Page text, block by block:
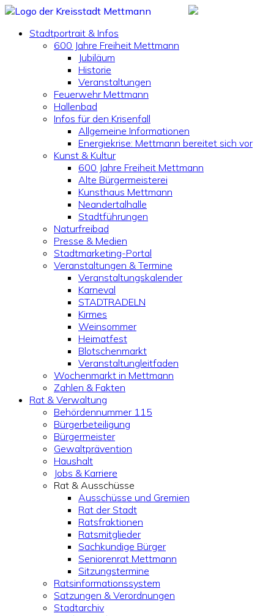
Stadtportrait & Infos
600 Jahre Freiheit Mettmann
Jubiläum
Historie
Veranstaltungen
Feuerwehr Mettmann
Hallenbad
Infos für den Krisenfall
Allgemeine Informationen
Energiekrise: Mettmann bereitet sich vor
Kunst & Kultur
600 Jahre Freiheit Mettmann
Alte Bürgermeisterei
Kunsthaus Mettmann
Neandertalhalle
Stadtführungen
Naturfreibad
Presse & Medien
Stadtmarketing-Portal
Veranstaltungen & Termine
Veranstaltungskalender
Karneval
STADTRADELN
Kirmes
Weinsommer
Heimatfest
Blotschenmarkt
Veranstaltungleitfaden
Wochenmarkt in Mettmann
Zahlen & Fakten
Rat & Verwaltung
Behördennummer 115
Bürgerbeteiligung
Bürgermeister
Gewaltprävention
Haushalt
Jobs & Karriere
Rat & Ausschüsse
Ausschüsse und Gremien
Rat der Stadt
Ratsfraktionen
Ratsmitglieder
Sachkundige Bürger
Seniorenrat Mettmann
Sitzungstermine
Ratsinformationssystem
Satzungen & Verordnungen
Stadtarchiv